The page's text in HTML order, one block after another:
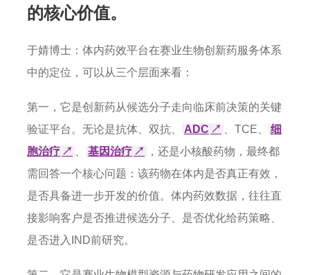
的核心价值。
于婧博士：体内药效平台在赛业生物创新药服务体系
中的定位，可以从三个层面来看：
第一，它是创新药从候选分子走向临床前决策的关键
验证平台。无论是抗体、双抗、
ADC ↗ 、TCE、
细
胞治疗 ↗ 基因治疗 ↗
，还是小核酸药物，最终都
需回答一个核心问题：该药物在体内是否真正有效，
是否具备进一步开发的价值。体内药效数据，往往直
接影响客户是否推进候选分子、是否优化给药策略、
是否进入IND前研究。